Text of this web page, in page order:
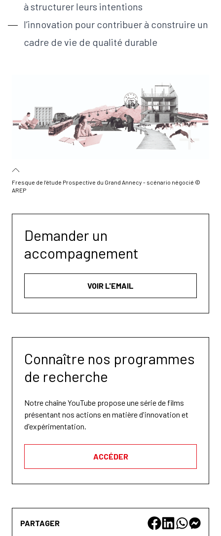
à structurer leurs intentions
l’innovation pour contribuer à construire un
cadre de vie de qualité durable
Fresque de l’étude Prospective du Grand Annecy - scénario négocié ©
AREP
PARTAGER
Demander un
accompagnement
VOIR L'EMAIL
Connaître nos programmes
de recherche
Notre chaîne YouTube propose une série de films
présentant nos actions en matière d'innovation et
d'expérimentation.
ACCÉDER